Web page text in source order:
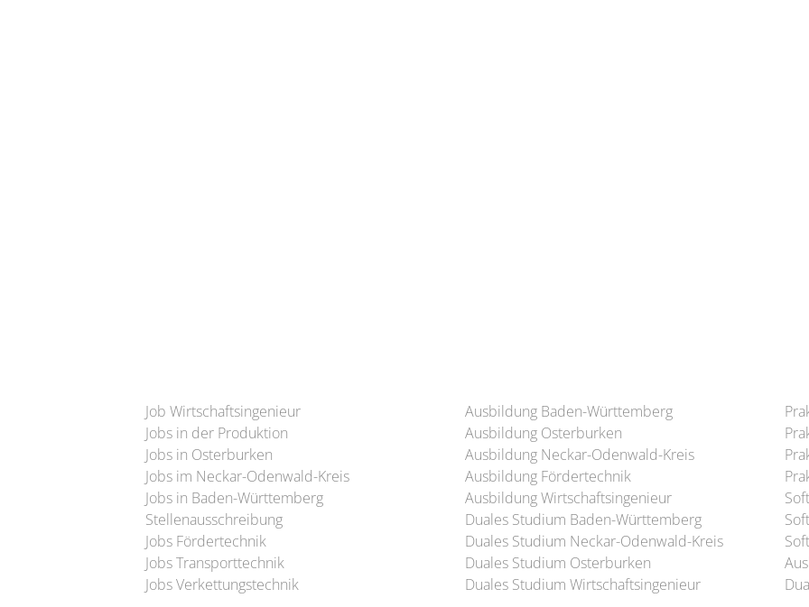
Job Wirtschaftsingenieur
Jobs in der Produktion
Jobs in Osterburken
Jobs im Neckar-Odenwald-Kreis
Jobs in Baden-Württemberg
Stellenausschreibung
Jobs Fördertechnik
Jobs Transporttechnik
Jobs Verkettungstechnik
Ausbildung Baden-Württemberg
Ausbildung Osterburken
Ausbildung Neckar-Odenwald-Kreis
Ausbildung Fördertechnik
Ausbildung Wirtschaftsingenieur
Duales Studium Baden-Württemberg
Duales Studium Neckar-Odenwald-Kreis
Duales Studium Osterburken
Duales Studium Wirtschaftsingenieur